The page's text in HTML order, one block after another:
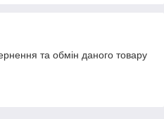
та обмін даного товару